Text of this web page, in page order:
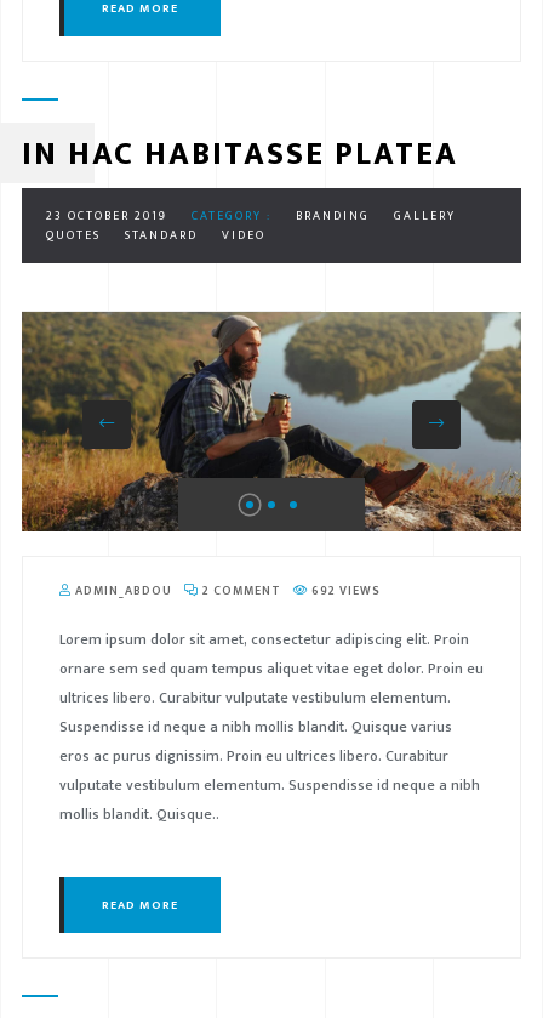
READ MORE
IN HAC HABITASSE PLATEA
23 OCTOBER 2019 CATEGORY : BRANDING
GALLERY
QUOTES
STANDARD VIDEO
ADMIN_ABDOU 2 COMMENT 692 VIEWS
Lorem ipsum dolor sit amet, consectetur adipiscing elit. Proin
ornare sem sed quam tempus aliquet vitae eget dolor. Proin eu
ultrices libero. Curabitur vulputate vestibulum elementum.
Suspendisse id neque a nibh mollis blandit. Quisque varius
eros ac purus dignissim. Proin eu ultrices libero. Curabitur
vulputate vestibulum elementum. Suspendisse id neque a nibh
mollis blandit. Quisque..
READ MORE